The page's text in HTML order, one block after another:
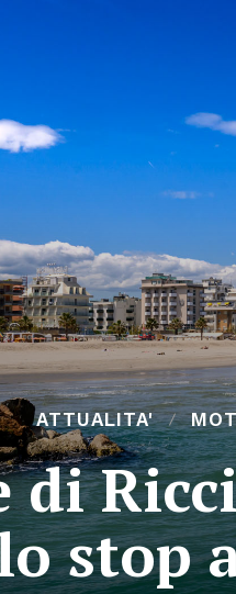
ATTUALITA'
di
stop